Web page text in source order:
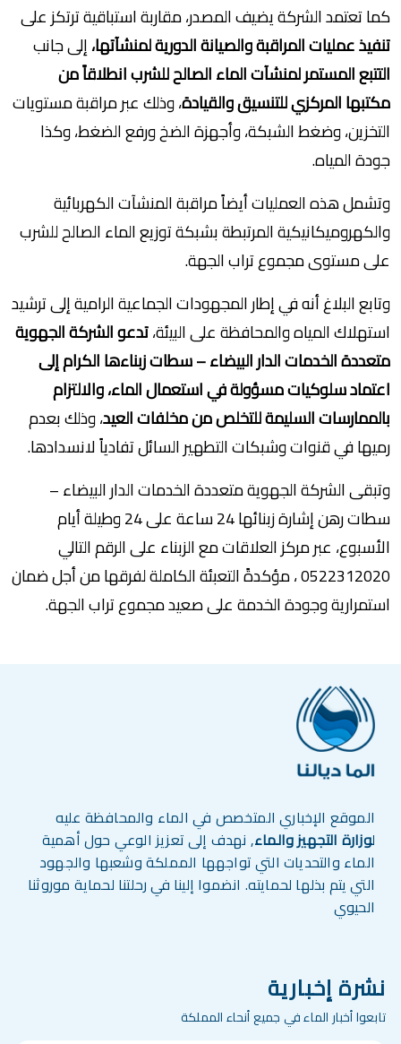
كما تعتمد الشركة يضيف المصدر، مقاربة استباقية ترتكز على
تنفيذ عمليات المراقبة والصيانة الدورية لمنشآتها،إلى جانب
التتبع المستمر لمنشآت الماء الصالح للشرب انطلاقاً من
مكتبها المركزي للتنسيق والقيادة، وذلك عبر مراقبة مستويات
التخزين، وضغط الشبكة، وأجهزة الضخ ورفع الضغط، وكذا
جودة المياه.
وتشمل هذه العمليات أيضاً مراقبة المنشآت الكهربائية
والكهروميكانيكية المرتبطة بشبكة توزيع الماء الصالح للشرب
على مستوى مجموع تراب الجهة.
وتابع البلاغ أنه في إطار المجهودات الجماعية الرامية إلى ترشيد
استهلاك المياه والمحافظة على البيئة،تدعو الشركة الجهوية
متعددة الخدمات الدار البيضاء – سطات زبناءها الكرام إلى
اعتماد سلوكيات مسؤولة في استعمال الماء، والالتزام
بالممارسات السليمة للتخلص من مخلفات العيد، وذلك بعدم
رميها في قنوات وشبكات التطهير السائل تفادياً لانسدادها.
وتبقى الشركة الجهوية متعددة الخدمات الدار البيضاء –
سطات رهن إشارة زبنائها 24 ساعة على 24 وطيلة أيام
الأسبوع، عبر مركز العلاقات مع الزبناء على الرقم التالي
0522312020 ، مؤكدةً التعبئة الكاملة لفرقها من أجل ضمان
استمرارية وجودة الخدمة على صعيد مجموع تراب الجهة.
الموقع الإخباري المتخصص في الماء والمحافظة عليه
لوزارة التجهيز والماء, نهدف إلى تعزيز الوعي حول أهمية
الماء والتحديات التي تواجهها المملكة وشعبها والجهود
التي يتم بذلها لحمايته. انضموا إلينا في رحلتنا لحماية موروثنا
الحيوي
نشرة إخبارية
تابعوا أخبار الماء في جميع أنحاء المملكة